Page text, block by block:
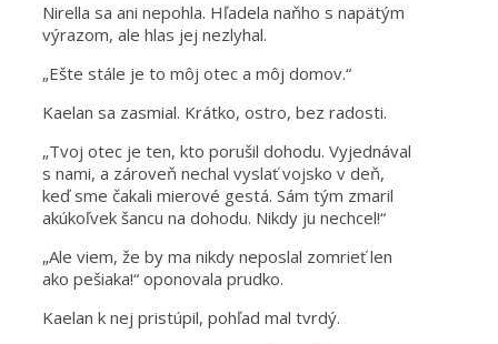
Nirella sa ani nepohla. Hľadela naňho s napätým
výrazom, ale hlas jej nezlyhal.
„Ešte stále je to môj otec a môj domov.“
Kaelan sa zasmial. Krátko, ostro, bez radosti.
„Tvoj otec je ten, kto porušil dohodu. Vyjednával
s nami, a zároveň nechal vyslať vojsko v deň,
keď sme čakali mierové gestá. Sám tým zmaril
akúkoľvek šancu na dohodu. Nikdy ju nechcel!“
„Ale viem, že by ma nikdy neposlal zomrieť len
ako pešiaka!“ oponovala prudko.
Kaelan k nej pristúpil, pohľad mal tvrdý.